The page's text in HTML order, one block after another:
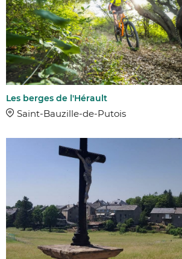
Les berges de l'Hérault
Saint-Bauzille-de-Putois